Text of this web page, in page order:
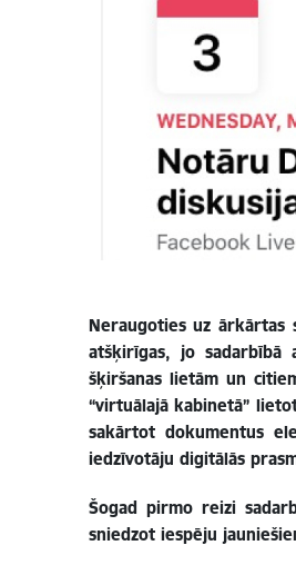
Neraugoties uz ārkārtas
atšķirīgas, jo sadarbībā
šķiršanas lietām un
“virtuālajā kabinetā”
sakārtot dokumentus
iedzīvotāju digitālās
Šogad pirmo reizi
sniedzot iespēju